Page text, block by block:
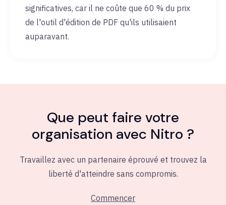
significatives, car il ne coûte que 60 % du prix
de l'outil d'édition de PDF qu'ils utilisaient
auparavant.
Que peut faire votre
organisation avec Nitro ?
Travaillez avec un partenaire éprouvé et trouvez la
liberté d'atteindre sans compromis.
Commencer